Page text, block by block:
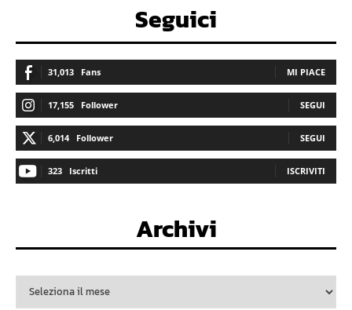
Seguici
31,013 Fans MI PIACE
17,155 Follower SEGUI
6,014 Follower SEGUI
323 Iscritti ISCRIVITI
Archivi